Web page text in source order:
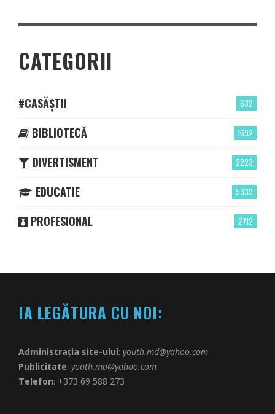
CATEGORII
632
#CASĂȘTII
1692
BIBLIOTECĂ
2223
DIVERTISMENT
5339
EDUCATIE
2712
PROFESIONAL
IA LEGĂTURA CU NOI:
Administrația site-ului: youth.md@yahoo.com
Publicitate: youth.md@yahoo.com
Telefon: +373 69 588 273